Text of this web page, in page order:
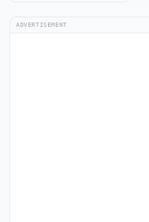
ADVERTISEMENT